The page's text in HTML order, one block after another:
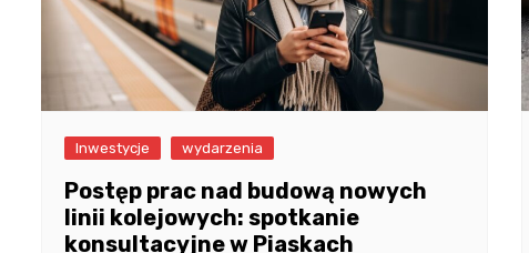
Inwestycje wydarzenia
Postęp prac nad budową nowych
linii kolejowych: spotkanie
konsultacyjne w Piaskach